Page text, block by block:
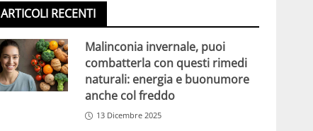
ARTICOLI RECENTI
Malinconia invernale, puoi
combatterla con questi rimedi
naturali: energia e buonumore
anche col freddo
13 Dicembre 2025